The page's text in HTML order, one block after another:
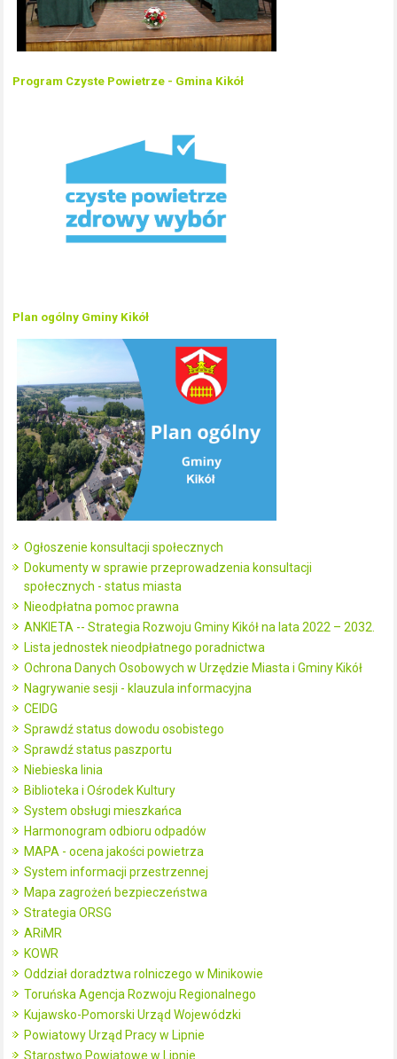
Program Czyste Powietrze - Gmina Kikół
Plan ogólny Gminy Kikół
Ogłoszenie konsultacji społecznych
Dokumenty w sprawie przeprowadzenia konsultacji
społecznych - status miasta
Nieodpłatna pomoc prawna
ANKIETA -- Strategia Rozwoju Gminy Kikół na lata 2022 – 2032.
Lista jednostek nieodpłatnego poradnictwa
Ochrona Danych Osobowych w Urzędzie Miasta i Gminy Kikół
Nagrywanie sesji - klauzula informacyjna
CEIDG
Sprawdź status dowodu osobistego
Sprawdź status paszportu
Niebieska linia
Biblioteka i Ośrodek Kultury
System obsługi mieszkańca
Harmonogram odbioru odpadów
MAPA - ocena jakości powietrza
System informacji przestrzennej
Mapa zagrożeń bezpieczeństwa
Strategia ORSG
ARiMR
KOWR
Oddział doradztwa rolniczego w Minikowie
Toruńska Agencja Rozwoju Regionalnego
Kujawsko-Pomorski Urząd Wojewódzki
Powiatowy Urząd Pracy w Lipnie
Starostwo Powiatowe w Lipnie